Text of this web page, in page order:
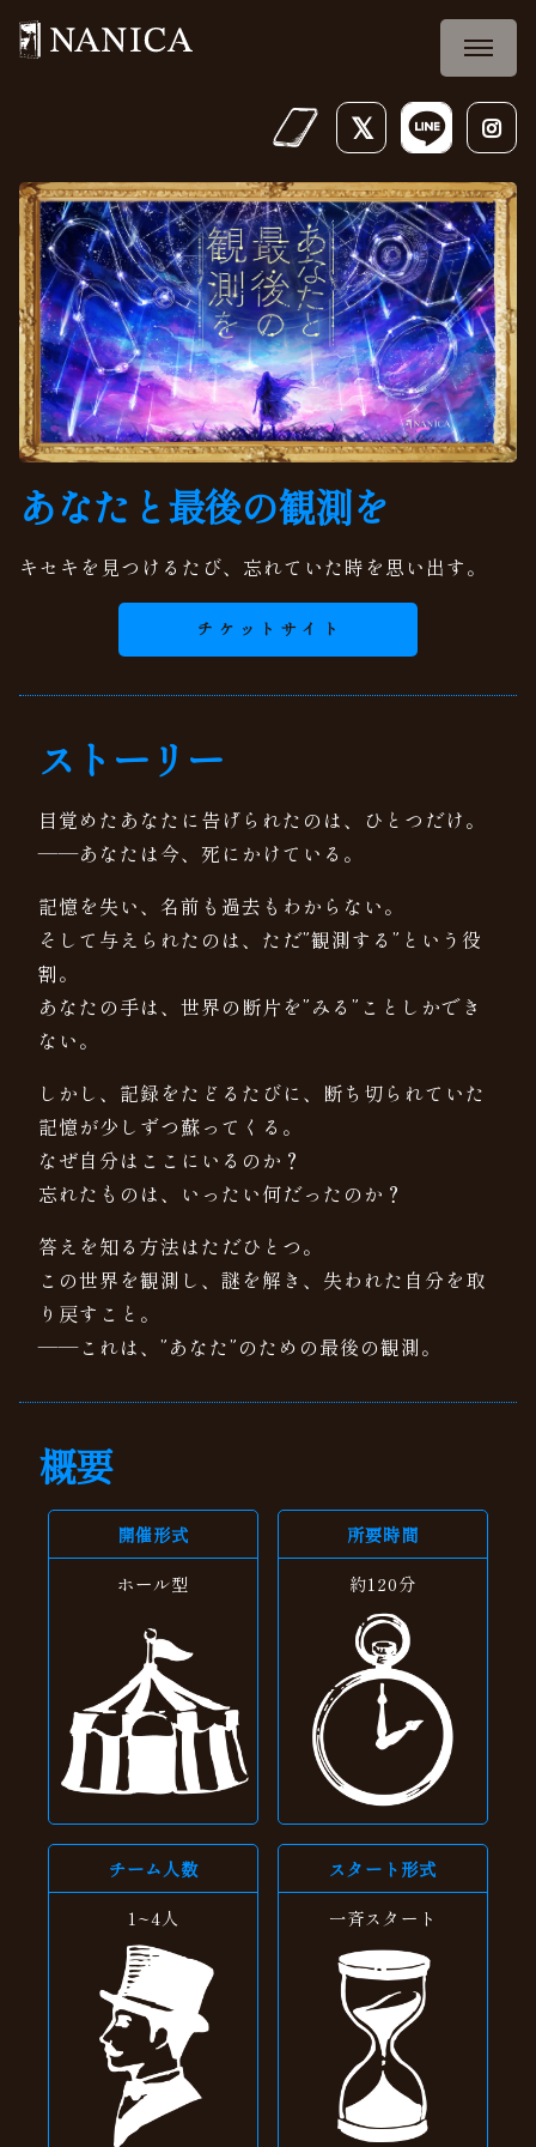
あなたと最後の観測を
キセキを見つけるたび、忘れていた時を思い出す。
チケットサイト
ストーリー
目覚めたあなたに告げられたのは、ひとつだけ。
——あなたは今、死にかけている。
記憶を失い、名前も過去もわからない。
そして与えられたのは、ただ”観測する”という役
割。
あなたの手は、世界の断片を”みる”ことしかでき
ない。
しかし、記録をたどるたびに、断ち切られていた
記憶が少しずつ蘇ってくる。
なぜ自分はここにいるのか？
忘れたものは、いったい何だったのか？
答えを知る方法はただひとつ。
この世界を観測し、謎を解き、失われた自分を取
り戻すこと。
——これは、”あなた”のための最後の観測。
概要
開催形式
ホール型
所要時間
約120分
チーム人数
1~4人
スタート形式
一斉スタート